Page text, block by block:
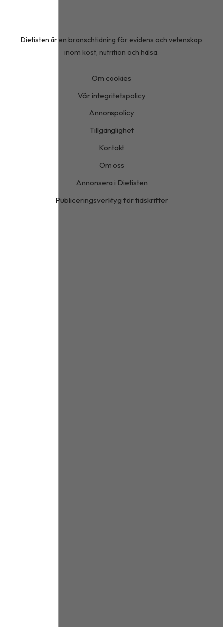
Dietisten är en branschtidning för evidens och vetenskap
inom kost, nutrition och hälsa.
Om cookies
Vår integritetspolicy
Annonspolicy
Tillgänglighet
Kontakt
Om oss
Annonsera i Dietisten
Publiceringsverktyg för tidskrifter